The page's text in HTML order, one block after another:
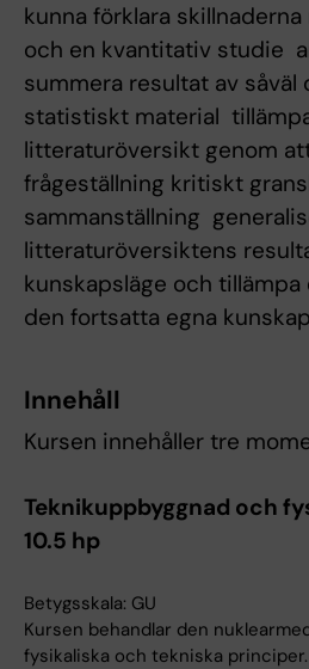
kunna förklara
och en kvantitativ studie 
summera resultat av
statistiskt material 
litteraturöversikt genom
frågeställning kritiskt
sammanställning 
litteraturöversiktens
kunskapsläge och
den fortsatta egna
Innehåll
Kursen innehåller tre
Teknikuppbyggnad och
10.5 hp
Betygsskala: GU
Kursen behandlar den
fysikaliska och tekniska